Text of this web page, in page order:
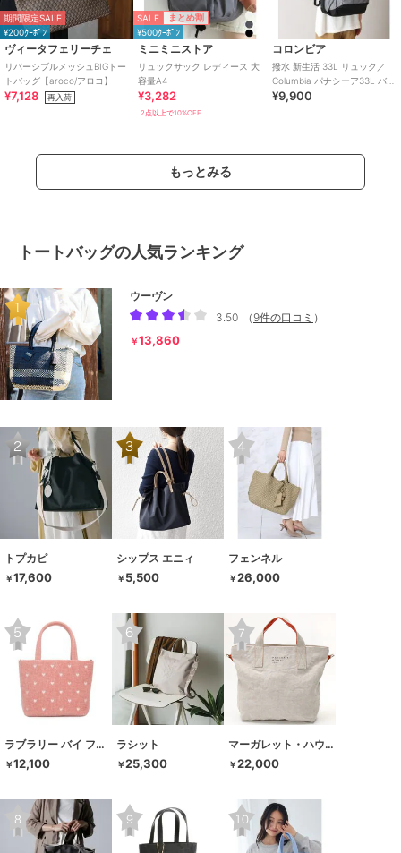
期間限定SALE
¥200ｸｰﾎﾟﾝ
ヴィータフェリーチェ
リバーシブルメッシュBIGトー
トバッグ【aroco/アロコ】
¥7,128 再入荷
SALE まとめ割
¥500ｸｰﾎﾟﾝ
ミニミニストア
リュックサック レディース 大
容量A4
¥3,282
2点以上で10%OFF
コロンビア
撥水 新生活 33L リュック／
Columbia パナシーア33L バッ
クパック 大容量 ／コロンビ
¥9,900
もっとみる
トートバッグの人気ランキング
ウーヴン
3.50
（ 9件の口コミ ）
￥13,860
トプカピ
￥17,600
シップス エニィ
￥ 5,500
フェンネル
￥26,000
ラブラリー バイ フェイラー
￥12,100
ラシット
￥25,300
マーガレット・ハウエル アイデア
￥22,000